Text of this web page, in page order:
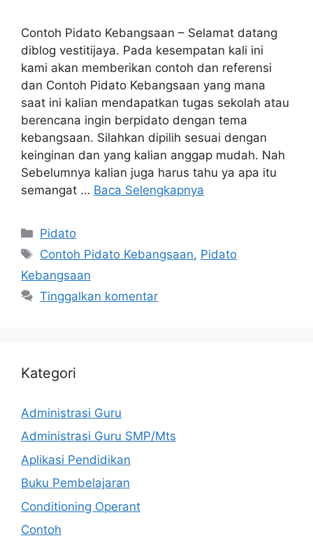
Contoh Pidato Kebangsaan – Selamat datang
diblog vestitijaya. Pada kesempatan kali ini
kami akan memberikan contoh dan referensi
dan Contoh Pidato Kebangsaan yang mana
saat ini kalian mendapatkan tugas sekolah atau
berencana ingin berpidato dengan tema
kebangsaan. Silahkan dipilih sesuai dengan
keinginan dan yang kalian anggap mudah. Nah
Sebelumnya kalian juga harus tahu ya apa itu
semangat … Baca Selengkapnya
Kategori
Pidato
Tag
Contoh Pidato Kebangsaan, Pidato
Kebangsaan
Tinggalkan komentar
Kategori
Administrasi Guru
Administrasi Guru SMP/Mts
Aplikasi Pendidikan
Buku Pembelajaran
Conditioning Operant
Contoh